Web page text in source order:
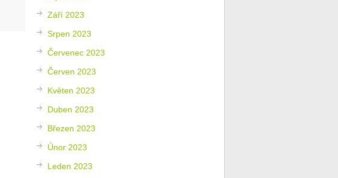
Září 2023
Srpen 2023
Červenec 2023
Červen 2023
Květen 2023
Duben 2023
Březen 2023
Únor 2023
Leden 2023